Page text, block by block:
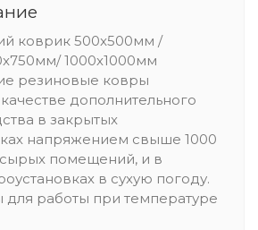
коврик 500x500мм /
1000х1000мм
резиновые ковры
дополнительного
в закрытых
напряжением свыше 1000
помещений, и в
в сухую погоду.
работы при температуре